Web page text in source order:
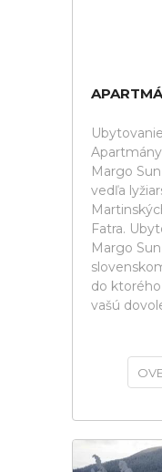
Margo
vedľa
Fatra.
Margo
do
vašú